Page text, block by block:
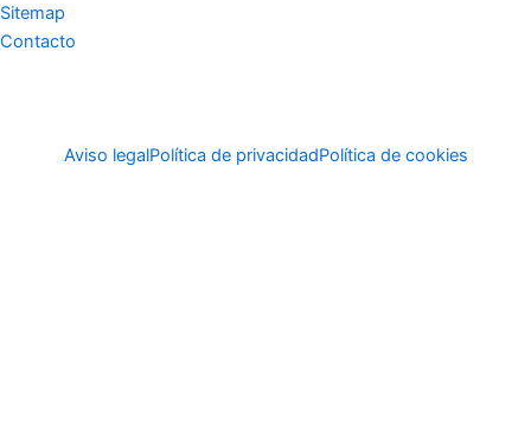
Sitemap
Contacto
Aviso legalPolítica de privacidadPolítica de cookies